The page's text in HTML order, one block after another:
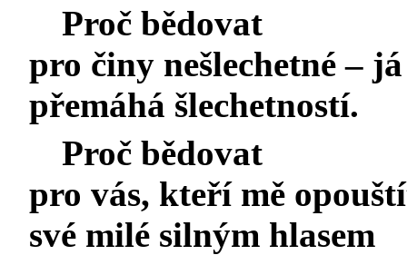
Proč bědovat
pro činy nešlechetné –
přemáhá šlechetností.
Proč bědovat
pro vás, kteří mě
své milé silným hlasem